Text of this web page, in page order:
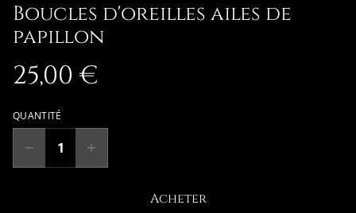
Boucles d'oreilles ailes de
papillon
25,00 €
QUANTITÉ
Acheter